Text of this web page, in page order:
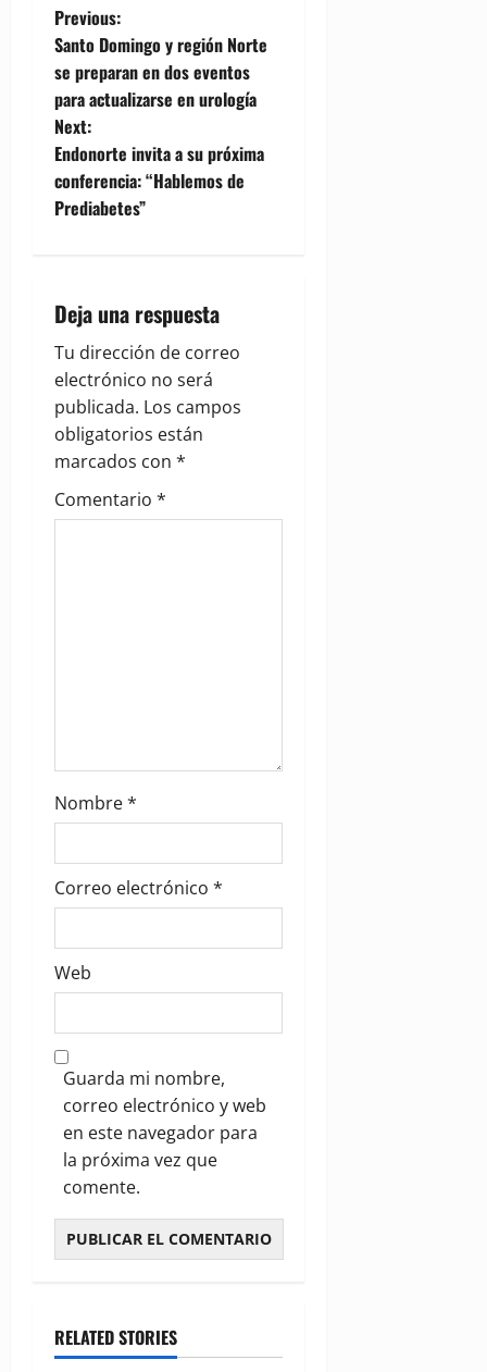
P
o
s
t
n
v
i
g
a
t
i
Previous:
Santo Domingo y región Norte
se preparan en dos eventos
para actualizarse en urología
Next:
Endonorte invita a su próxima
conferencia: “Hablemos de
Prediabetes”
Deja una respuesta
Tu dirección de correo
electrónico no será
publicada. Los campos
obligatorios están
marcados con *
Comentario *
Nombre*
Correo electrónico *
Web
Guarda mi nombre,
correo electrónico y web
en este navegador para
la próxima vez que
comente.
RELATED STORIES